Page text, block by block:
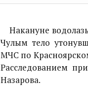
Накануне
Чулым тело
МЧС по
Расследованием
Назарова.